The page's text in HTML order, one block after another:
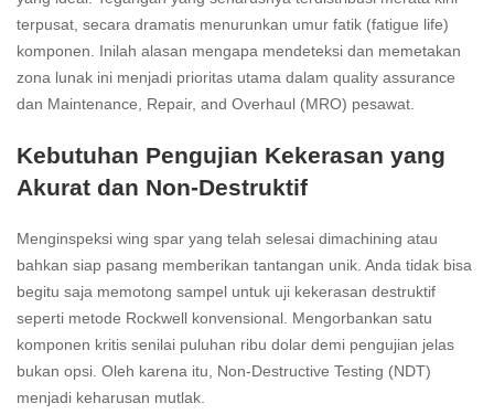
terpusat, secara dramatis menurunkan umur fatik (fatigue life)
komponen. Inilah alasan mengapa mendeteksi dan memetakan
zona lunak ini menjadi prioritas utama dalam quality assurance
dan Maintenance, Repair, and Overhaul (MRO) pesawat.
Kebutuhan Pengujian Kekerasan yang
Akurat dan Non-Destruktif
Menginspeksi wing spar yang telah selesai dimachining atau
bahkan siap pasang memberikan tantangan unik. Anda tidak bisa
begitu saja memotong sampel untuk uji kekerasan destruktif
seperti metode Rockwell konvensional. Mengorbankan satu
komponen kritis senilai puluhan ribu dolar demi pengujian jelas
bukan opsi. Oleh karena itu, Non-Destructive Testing (NDT)
menjadi keharusan mutlak.